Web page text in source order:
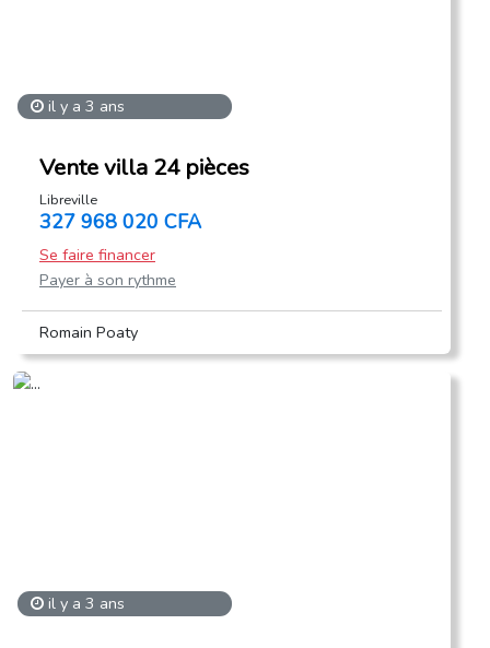
il y a 3 ans
Vente villa 24 pièces
Libreville
327 968 020 CFA
Se faire financer
Payer à son rythme
Romain Poaty
il y a 3 ans